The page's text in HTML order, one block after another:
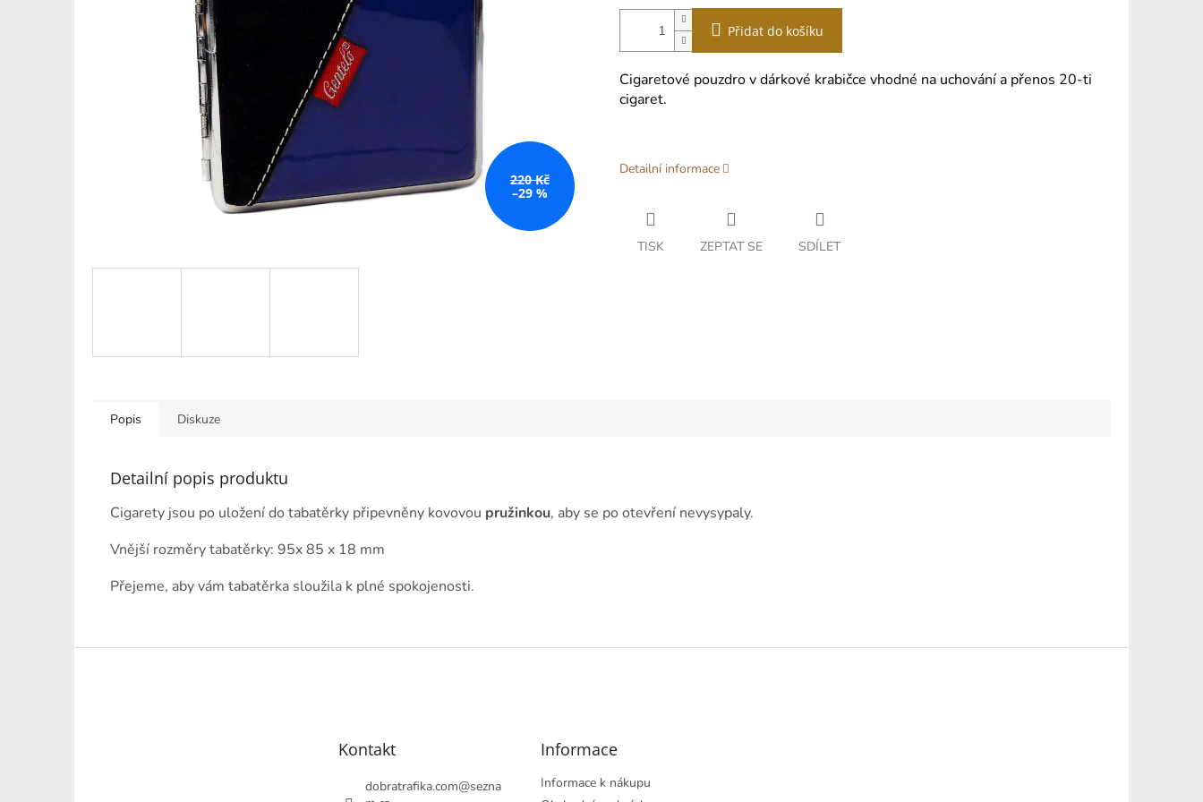
220 Kč
–29 %
Přidat do košíku
Cigaretové pouzdro v dárkové krabičce vhodné na uchování a přenos 20-ti
cigaret.
Detailní informace
TISK ZEPTAT SE SDÍLET
Popis Diskuze
Detailní popis produktu
Cigarety jsou po uložení do tabatěrky připevněny kovovou pružinkou, aby se po otevření nevysypaly.
Vnější rozměry tabatěrky: 95x 85 x 18 mm
Přejeme, aby vám tabatěrka sloužila k plné spokojenosti.
Kontakt
dobratrafika.com@sezna
Informace
Informace k nákupu